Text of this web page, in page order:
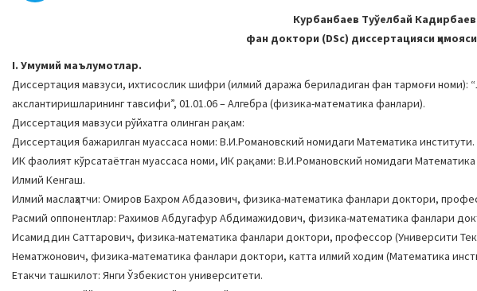
Курбанбаев Туўелбай
фан доктори (DSc) диссертацияси
I. Умумий маълумотлар.
Диссертация мавзуси, ихтисослик шифри (илмий даража бериладиган фан тармоғи номи):
акслантиришларининг тавсифи”, 01.01.06 – Алгебра (физика-математика фанлари).
Диссертация мавзуси рўйхатга олинган рақам:
Диссертация бажарилган муассаса номи: В.И.Романовский номидаги Математика институти.
ИК фаолият кўрсатаётган муассаса номи, ИК рақами: В.И.Романовский номидаги Математика
Илмий Кенгаш.
Илмий маслаҳатчи: Омиров Бахром Абдазович, физика-математика фанлари доктори,
Расмий оппонентлар: Рахимов Абдугафур Абдимажидович, физика-математика фанлари
Исамиддин Саттарович, физика-математика фанлари доктори, профессор (Университи
Нематжонович, физика-математика фанлари доктори, катта илмий ходим (Математика
Етакчи ташкилот: Янги Ўзбекистон университети.